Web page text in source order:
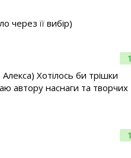
через її вибір)
1
Хотілось би трішки
автору наснаги та творчих
1